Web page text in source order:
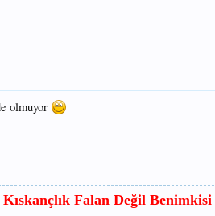
olmuyor
Kıskançlık Falan Değil Benimkisi